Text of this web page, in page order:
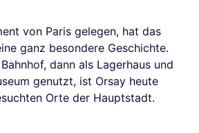
von Paris gelegen, hat das
ganz besondere Geschichte.
dann als Lagerhaus und
genutzt, ist Orsay heute
Orte der Hauptstadt.